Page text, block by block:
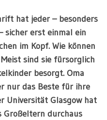
hat jeder –besonders
sicher erst einmal ein
im Kopf. Wie können
sind sie fürsorglich
besorgt. Oma
nur das Beste für ihre
Universität Glasgow hat
Großeltern durchaus